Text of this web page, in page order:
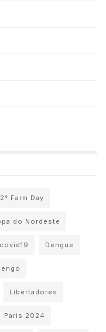
2° Farm Day
do Nordeste
covid19 Dengue
Libertadores
Paris 2024